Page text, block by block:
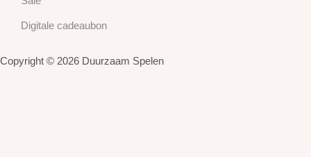
Digitale cadeaubon
Copyright © 2026 Duurzaam Spelen